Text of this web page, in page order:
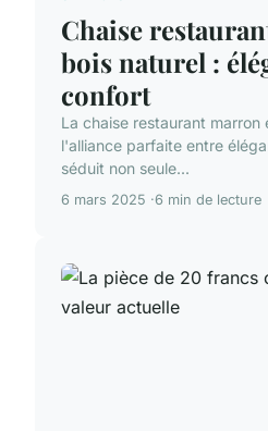
Chaise
bois naturel :
confort
La chaise restaurant marron
l'alliance parfaite entre
séduit non seule...
6 mars 2025 6 min de lecture